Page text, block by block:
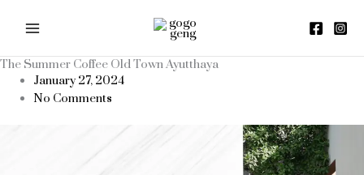
The Summer Coffee Old Town Ayutthaya
January 27, 2024
No Comments